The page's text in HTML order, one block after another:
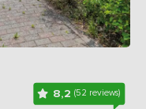
8,2(52 reviews)